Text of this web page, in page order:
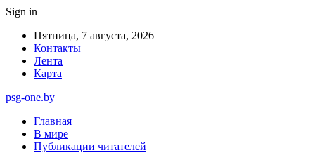
Sign in
Пятница, 7 августа, 2026
Контакты
Лента
Карта
psg-one.by
Главная
В мире
Публикации читателей